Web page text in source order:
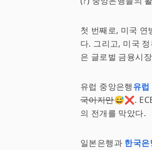
첫 번째로, 미국 연
다. 그리고, 미국
은 글로벌 금융시
유럽 중앙은행유
국이지만😅❌.
의 전개를 막았다.
일본은행과 한국은